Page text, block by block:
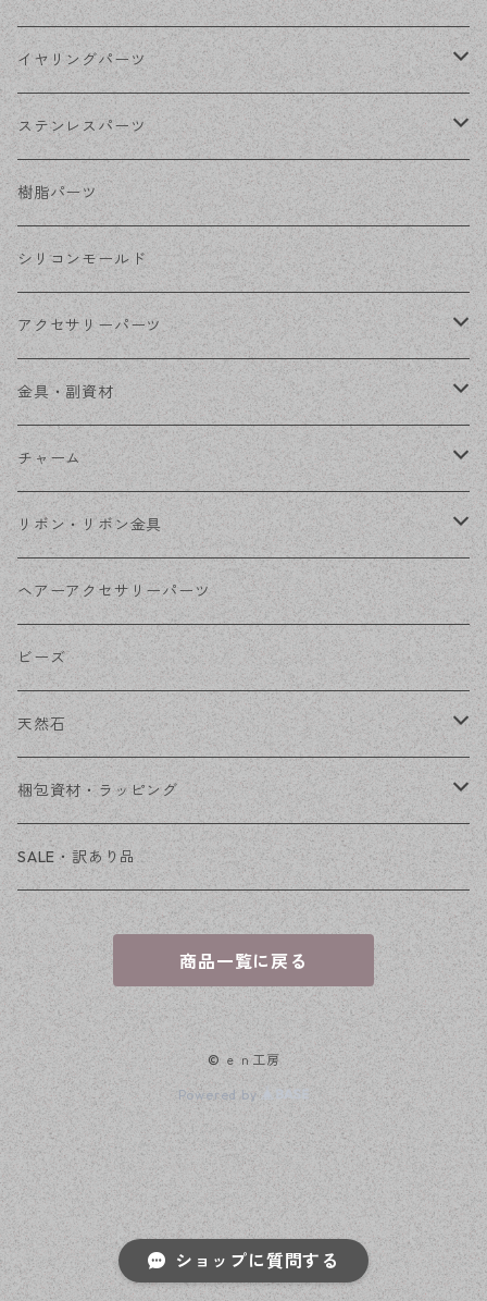
ショップに質問する
シルバー
ホワイトシルバー
ステンレス・シルバー
ステンレス・ゴールド
ポストピアス
フックピアス
その他ピアス
イヤリングパーツ
ネジばねイヤリング
クリップイヤリング
ノンホールピアス
ステンレスパーツ
ステンレスピアス
ステンレスイヤリング
ステンレスチェーン
ステンレス金具
樹脂パーツ
シリコンモールド
アクセサリーパーツ
デザイン丸カン
フレーム
コネクター
その他
金具・副資材
丸カン
ピン類
花座・ビーズキャップ
チェーン
その他
チャーム
金属
アクリル・プラ
ファーボール
リボン・リボン金具
リボン
リボン金具
ヘアーアクセサリーパーツ
ビーズ
天然石
穴あき
穴なし
梱包資材・ラッピング
発送ボックス
アクセサリー台紙
OPP袋
SALE・訳あり品
商品一覧に戻る
© ｅｎ工房
Powered by